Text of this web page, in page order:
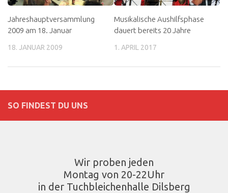
Jahreshauptversammlung
2009 am 18. Januar
18. JANUAR 2009
Musikalische Aushilfsphase
dauert bereits 20 Jahre
1. APRIL 2017
SO FINDEST DU UNS
Wir proben jeden
Montag von 20-22Uhr
in der Tuchbleichenhalle Dilsberg